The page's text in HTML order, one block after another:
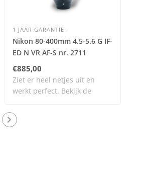
1 JAAR GARANTIE-
Nikon 80-400mm 4.5-5.6 G IF-
ED N VR AF-S nr. 2711
€885,00
Ziet er heel netjes uit en
werkt perfect. Bekijk de